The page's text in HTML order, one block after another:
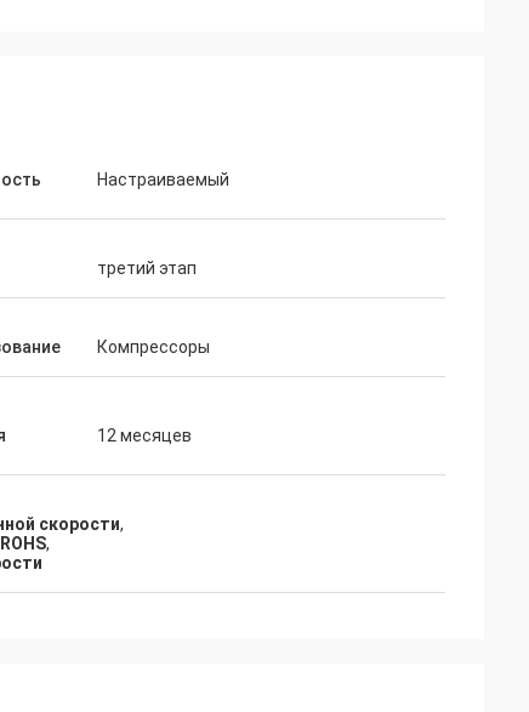
Настраиваемый
третий этап
Компрессоры
12 месяцев
скорости,
,